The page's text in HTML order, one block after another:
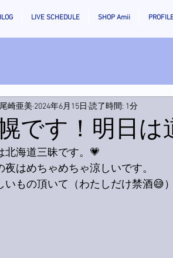
LIVE SCHEDULE SHOP Amii
です！明日は
尾崎亜美 2024年6月15日 読了時間: 1分
北海道三昧です。💗
夜はめちゃめちゃ涼しいです。
いもの頂いて（わたしだけ禁酒😅